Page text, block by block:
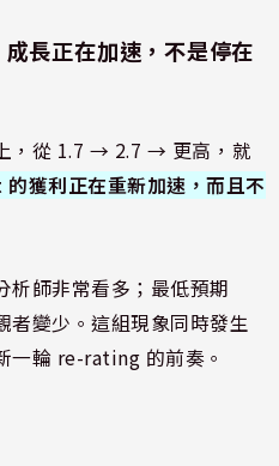
長正在加速，不是停在
，從 1.7 → 2.7 → 更高，就
獲利正在重新加速，而且不
析師非常看多；最低預期
者變少。這組現象同時發生
一輪 re-rating 的前奏。